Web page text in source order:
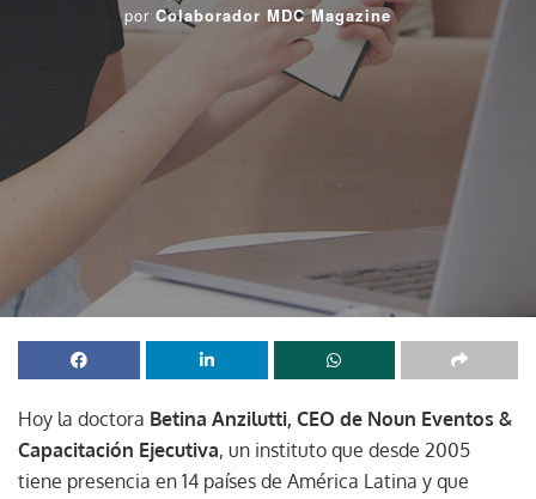
por Colaborador MDC Magazine
Hoy la doctora Betina Anzilutti, CEO de Noun Eventos &
Capacitación Ejecutiva, un instituto que desde 2005
tiene presencia en 14 países de América Latina y que